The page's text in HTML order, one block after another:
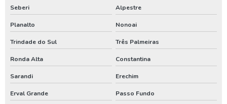
Orçamento para construção de poço artesiano
Orçamento para construir poço artesiano
Orçamento para instalar poço artesiano
Orçamento para perfuração de poço artesiano
Orçamento poço artesiano
Outorga de água para poço artesiano
Seberi Alpestre
Planalto Nonoai
Trindade do Sul Três Palmeiras
Ronda Alta Constantina
Sarandi Erechim
Erval Grande Passo Fundo